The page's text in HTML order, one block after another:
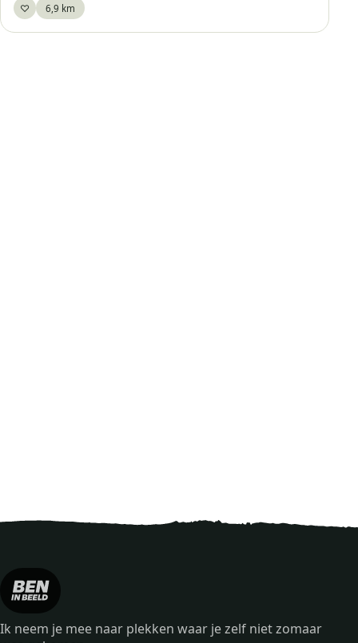
♡Bewaar6,9 km
Ik neem je mee naar plekken waar je zelf niet zomaar